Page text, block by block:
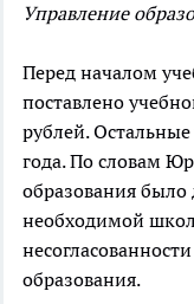
Управление
Перед началом
поставлено
рублей.
года. По словам
образования
необходимой
образования.